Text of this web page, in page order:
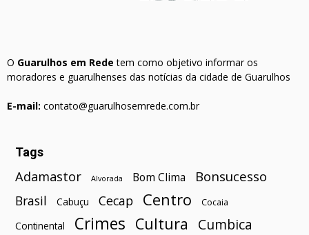
O Guarulhos em Rede tem como objetivo informar os
moradores e guarulhenses das notícias da cidade de Guarulhos
E-mail: contato@guarulhosemrede.com.br
Tags
Adamastor Alvorada Bom Clima Bonsucesso
Brasil Cabuçu Cecap Centro Cocaia
Continental Crimes Cultura Cumbica